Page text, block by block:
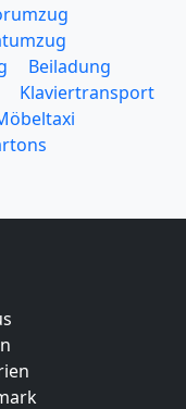
Beiladung
Klaviertransport